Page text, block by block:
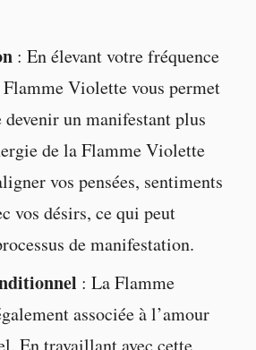
: En élevant votre fréquence
Violette vous permet
devenir un manifestant plus
de la Flamme Violette
vos pensées, sentiments
vos désirs, ce qui peut
de manifestation.
: La Flamme
associée à l’amour
En travaillant avec cette